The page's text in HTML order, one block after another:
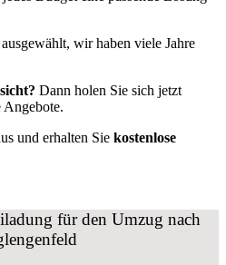
wir haben viele Jahre
Dann holen Sie sich jetzt
Angebote.
und erhalten Sie kostenlose
für den Umzug nach